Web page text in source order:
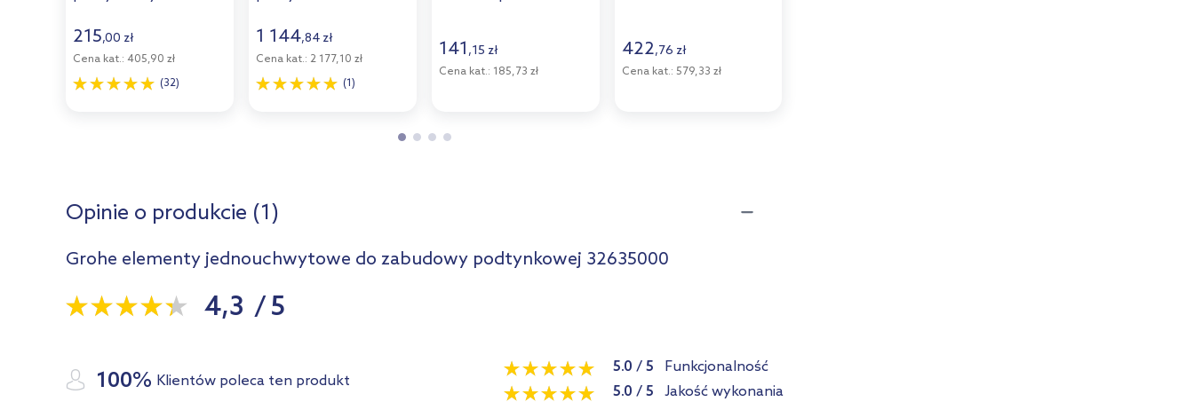
215,00 zł
Cena kat.: 405,90 zł
(32)
19967AL1
1 144,84 zł
Cena kat.: 2 177,10 zł
(1)
141 ,15 zł
Cena kat.: 185,73 zł
422,76 zł
Cena kat.: 579,33 zł
Opinie o produkcie (1)
Grohe elementy jednouchwytowe do zabudowy podtynkowej 32635000
4,3 /5
100% Klientów poleca ten produkt
5.0 / 5
Funkcjonalność
5.0 / 5
Jakość wykonania